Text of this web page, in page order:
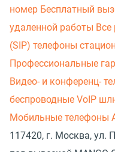
номер Бесплатный
удаленной работы Все
(SIP) телефоны
Профессиональные
Видео- и конференц-
беспроводные VoIP
Мобильные телефоны
117420, г. Москва, ул.